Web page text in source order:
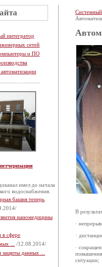
интегратор
сетей
и ПО
имел до начала
водоснабжения.
башня теперь
наномедицины
в сфере
...
/12.08.2014/
данных ...
В
·
·
·
повышения
ситуации;